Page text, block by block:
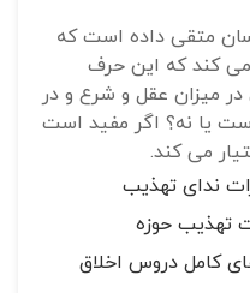
متقی داده است که
کند که این حرف
میزان عقل و شرع و در
یا نه؟ اگر مفید است
می کند.
ندای تهذیب
تهذیب حوزه
کامل دروس اخلاق